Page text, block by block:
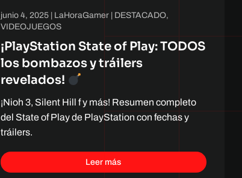
junio 4, 2025 LaHoraGamer DESTACADO,
VIDEOJUEGOS
¡PlayStation State of Play: TODOS
los bombazos y tráilers
revelados!
¡Nioh 3, Silent Hill f y más! Resumen completo
del State of Play de PlayStation con fechas y
tráilers.
Leer más